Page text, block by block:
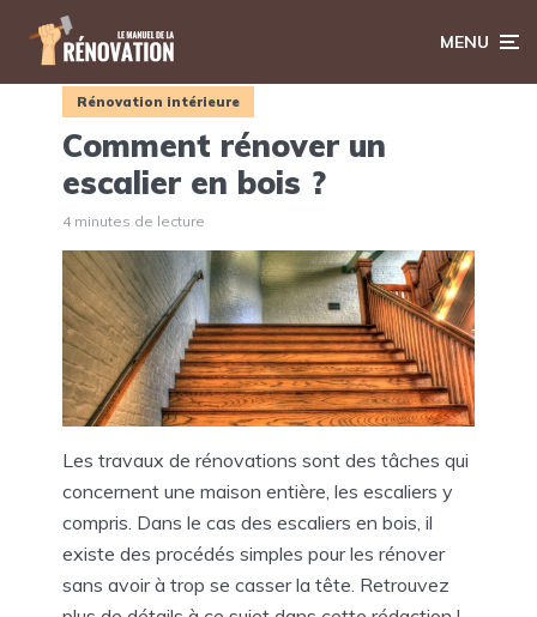
MENU
Rénovation intérieure
Comment rénover un
escalier en bois ?
4 minutes de lecture
Les travaux de rénovations sont des tâches qui
concernent une maison entière, les escaliers y
compris. Dans le cas des escaliers en bois, il
existe des procédés simples pour les rénover
sans avoir à trop se casser la tête. Retrouvez